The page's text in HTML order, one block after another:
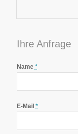
Ihre Anfrage
Name *
E-Mail *